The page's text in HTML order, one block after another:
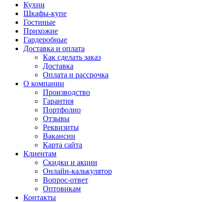
Кухни
Шкафы-купе
Гостиные
Прихожие
Гардеробные
Доставка и оплата
Как сделать заказ
Доставка
Оплата и рассрочка
О компании
Производство
Гарантия
Портфолио
Отзывы
Реквизиты
Вакансии
Карта сайта
Клиентам
Скидки и акции
Онлайн-калькулятор
Вопрос-ответ
Оптовикам
Контакты